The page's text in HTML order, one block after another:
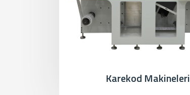
Karekod Makineleri